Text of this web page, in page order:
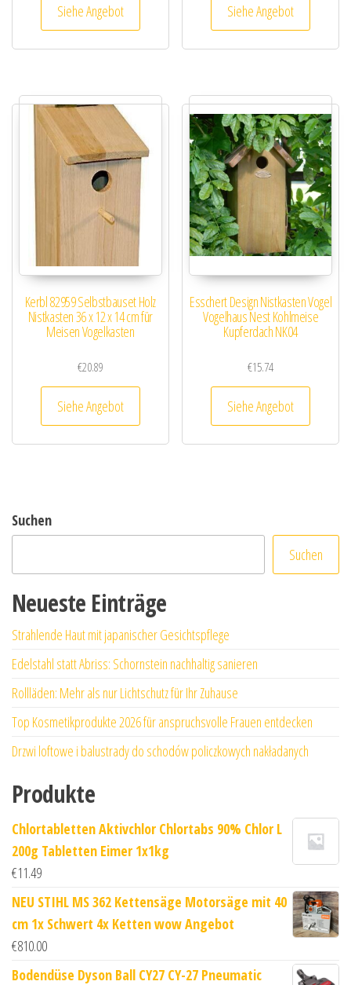
Siehe Angebot Siehe Angebot
Kerbl 82959 Selbstbauset Holz
Nistkasten 36 x 12 x 14 cm für
Meisen Vogelkasten
€20.89
Siehe Angebot
Esschert Design Nistkasten Vogel
Vogelhaus Nest Kohlmeise
Kupferdach NK04
€15.74
Siehe Angebot
Suchen
Suchen
Neueste Einträge
Strahlende Haut mit japanischer Gesichtspflege
Edelstahl statt Abriss: Schornstein nachhaltig sanieren
Rollläden: Mehr als nur Lichtschutz für Ihr Zuhause
Top Kosmetikprodukte 2026 für anspruchsvolle Frauen entdecken
Drzwi loftowe i balustrady do schodów policzkowych nakładanych
Produkte
Chlortabletten Aktivchlor Chlortabs 90% Chlor L
200g Tabletten Eimer 1x1kg
€11.49
NEU STIHL MS 362 Kettensäge Motorsäge mit 40
cm 1x Schwert 4x Ketten wow Angebot
€810.00
Bodendüse Dyson Ball CY27 CY-27 Pneumatic